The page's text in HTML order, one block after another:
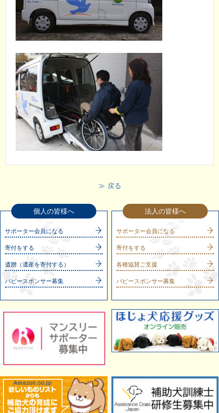
戻る
個人の皆様へ
サポーター会員になる
寄付をする
遺贈（遺産を寄付する）
パピースポンサー募集
法人の皆様へ
サポーター会員になる
寄付をする
各種協賛ご支援
パピースポンサー募集